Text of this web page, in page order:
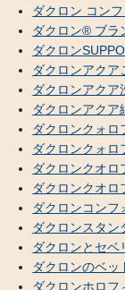
ダクロン コン
ダクロン® ブラ
ダクロン
ダクロンアクア
ダクロンアクア
ダクロンアクア
ダクロンクォロ
ダクロンクォロ
ダクロンクオロ
ダクロンクオロ
ダクロンコンフ
ダクロンスタ
ダクロンとセベ
ダクロンのベッ
ダクロンホロフ